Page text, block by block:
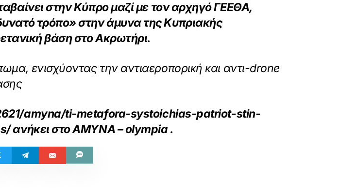
στην Κύπρο μαζί με τον αρχηγό ΓΕΕΘΑ,
τρόπο» στην άμυνα της Κυπριακής
βάση στο Ακρωτήρι.
ενισχύοντας την αντιαεροπορική και αντι-drone
amyna/ti-metafora-systoichias-patriot-stin-
ανήκει στοΑΜΥΝΑ – olympia .